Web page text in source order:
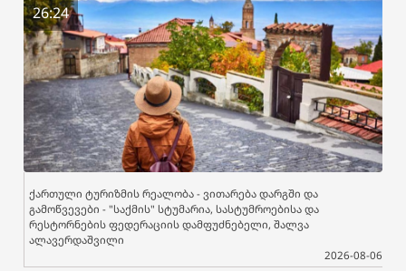
26:24
ქართული ტურიზმის რეალობა - ვითარება დარგში და
გამოწვევები - "საქმის" სტუმარია, სასტუმროებისა და
რესტორნების ფედერაციის დამფუძნებელი, შალვა
ალავერდაშვილი
2026-08-06